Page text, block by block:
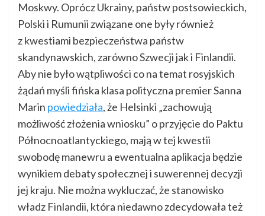
Moskwy. Oprócz Ukrainy, państw postsowieckich,
Polski i Rumunii związane one były również
z kwestiami bezpieczeństwa państw
skandynawskich, zarówno Szwecji jak i Finlandii.
Aby nie było wątpliwości co na temat rosyjskich
żądań myśli fińska klasa polityczna premier Sanna
Marin powiedziała, że Helsinki „zachowują
możliwość złożenia wniosku” o przyjęcie do Paktu
Północnoatlantyckiego, mają w tej kwestii
swobodę manewru a ewentualna aplikacja będzie
wynikiem debaty społecznej i suwerennej decyzji
jej kraju. Nie można wykluczać, że stanowisko
władz Finlandii, która niedawno zdecydowała też